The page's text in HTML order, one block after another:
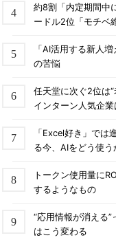
約8割「内定期間中
ードル2位「モチベ
「AI活用する新人
の苦悩
任天堂に次ぐ2位は
インターン人気企業
「Excel好き」では
る今、AIをどう使う
トークン使用量に
するようなもの
“応用情報が消える
はこう変わる